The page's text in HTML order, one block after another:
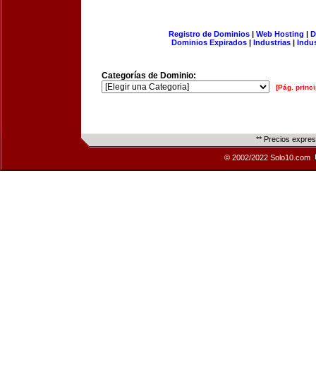
Registro de Dominios| Web Hosting |
Dominios Expirados | Industrias |
Categorías de Dominio:
[Pág.
** Precios
© 2002/2022 Solo10.com